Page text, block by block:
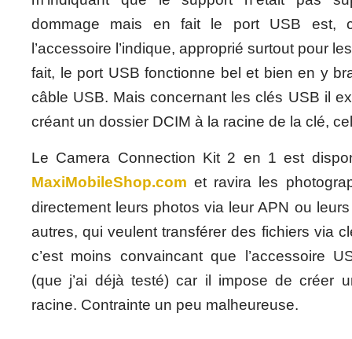
dommage mais en fait le port USB est,
l’accessoire l’indique, approprié surtout pour
fait, le port USB fonctionne bel et bien en y
câble USB. Mais concernant les clés USB il
créant un dossier DCIM à la racine de la clé,
Le Camera Connection Kit 2 en 1 est
MaxiMobileShop.com et ravira les
directement leurs photos via leur APN ou
autres, qui veulent transférer des fichiers via
c’est moins convaincant que l’accessoire
(que j’ai déjà testé) car il impose de créer
racine. Contrainte un peu malheureuse.